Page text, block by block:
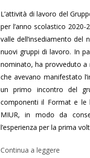
L’attività di lavoro del
per l’anno scolastico
valle dell’insediamento
nuovi gruppi di lavoro. In
nominato, ha provveduto a
che avevano manifestato
un primo incontro del
componenti il Format e le
MIUR, in modo da
l’esperienza per la prima
Continua a leggere